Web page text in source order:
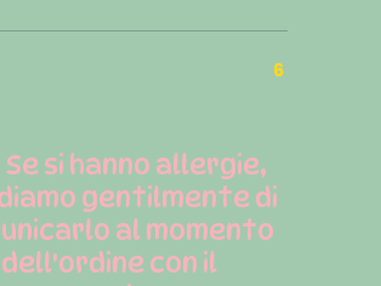
6
Se si hanno allergie,
gentilmente di
al momento
dell'ordine con il